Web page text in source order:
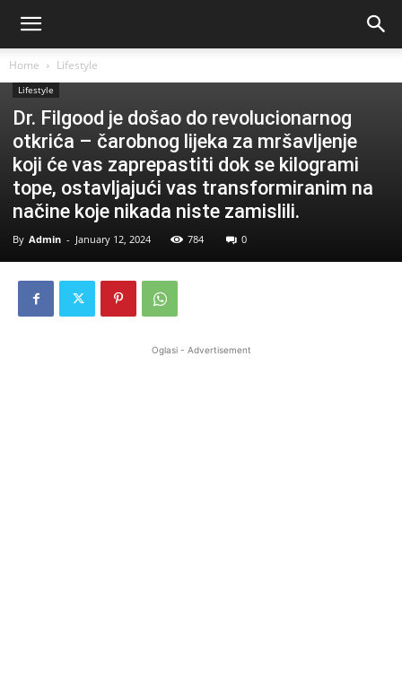
Home Lifestyle
Lifestyle
Dr. Filgood je došao do revolucionarnog
otkrića – čarobnog lijeka za mršavljenje
koji će vas zaprepastiti dok se kilogrami
tope, ostavljajući vas transformiranim na
načine koje nikada niste zamislili.
By Admin - January 12, 2024 784 0
Oglasi - Advertisement